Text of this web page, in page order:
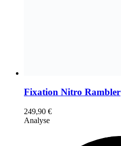
Fixation Nitro Rambler
249,90 €
Analyse